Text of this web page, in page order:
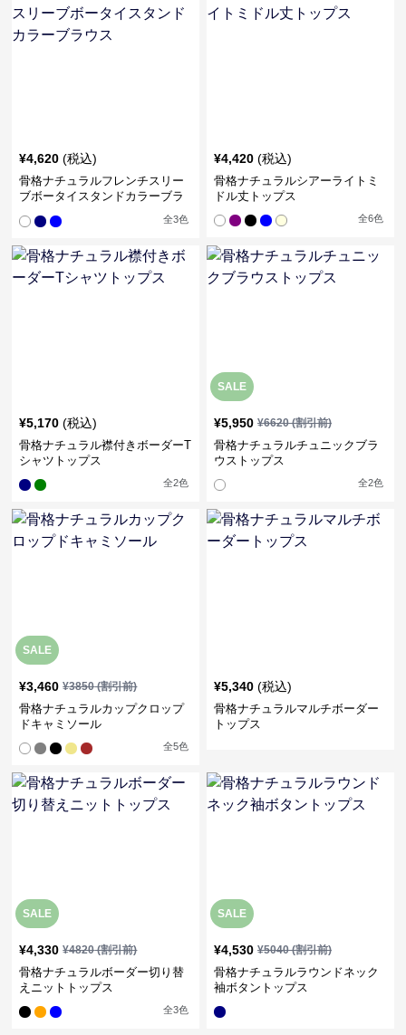
¥4,620 (税込)
骨格ナチュラルフレンチスリー
ブボータイスタンドカラーブラ
全3色
¥4,420 (税込)
骨格ナチュラルシアーライトミ
ドル丈トップス
全6色
¥5,170 (税込)
骨格ナチュラル襟付きボーダーT
シャツトップス
全2色
SALE
¥5,950 ¥6620(割引前)
骨格ナチュラルチュニックブラ
ウストップス
全2色
SALE
¥3,460 ¥3850(割引前)
骨格ナチュラルカップクロップ
ドキャミソール
全5色
¥5,340 (税込)
骨格ナチュラルマルチボーダー
トップス
SALE
¥4,330 ¥4820(割引前)
骨格ナチュラルボーダー切り替
えニットトップス
全3色
SALE
¥4,530 ¥5040(割引前)
骨格ナチュラルラウンドネック
袖ボタントップス